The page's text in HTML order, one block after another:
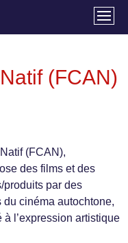
(FCAN)
(FCAN),
des films et des
produits par des
cinéma autochtone,
à l’expression artistique